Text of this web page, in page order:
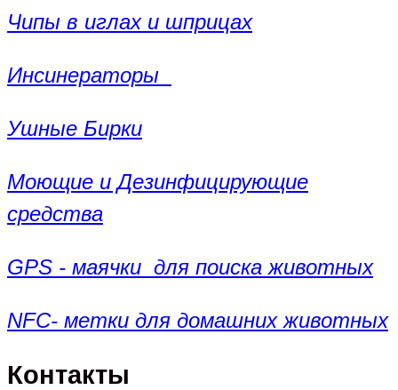
Чипы в иглах и шприцах
Инсинераторы
Ушные Бирки
Моющие и Дезинфицирующие
средства
GPS - маячки для поиска животных
NFC- метки для домашних животных
Контакты